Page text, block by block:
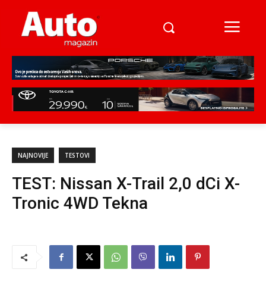
NAJNOVIJE TESTOVI
TEST: Nissan X-Trail 2,0 dCi X-
Tronic 4WD Tekna